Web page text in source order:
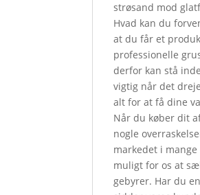
strøsand mod
Hvad kan du
at du får et
professionelle
derfor kan stå
vigtig når det
alt for at få dine
Når du køber dit
nogle
markedet i
muligt for os at
gebyrer. Har du